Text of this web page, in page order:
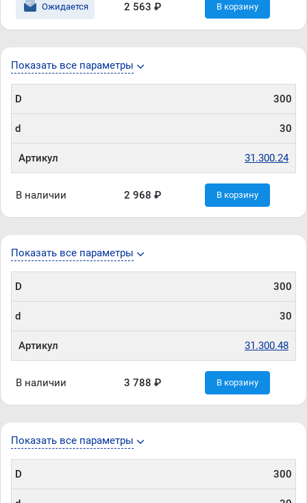
Ожидается 2 563 ₽ В корзину
Показать все параметры
D 300
d 30
Артикул 31.300.24
В наличии 2 968 ₽ В корзину
Показать все параметры
D 300
d 30
Артикул 31.300.48
В наличии 3 788 ₽ В корзину
Показать все параметры
D 300